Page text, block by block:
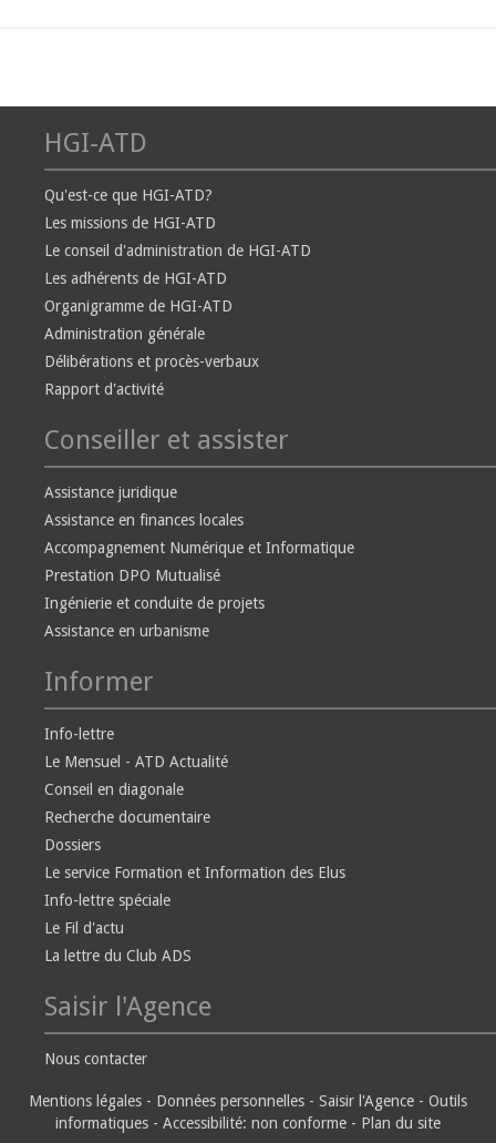
HGI-ATD
Qu'est-ce que HGI-ATD?
Les missions de HGI-ATD
Le conseil d'administration de HGI-ATD
Les adhérents de HGI-ATD
Organigramme de HGI-ATD
Administration générale
Délibérations et procès-verbaux
Rapport d'activité
Conseiller et assister
Assistance juridique
Assistance en finances locales
Accompagnement Numérique et Informatique
Prestation DPO Mutualisé
Ingénierie et conduite de projets
Assistance en urbanisme
Informer
Info-lettre
Le Mensuel - ATD Actualité
Conseil en diagonale
Recherche documentaire
Dossiers
Le service Formation et Information des Elus
Info-lettre spéciale
Le Fil d'actu
La lettre du Club ADS
Saisir l'Agence
Nous contacter
Mentions légales - Données personnelles - Saisir l'Agence - Outils
informatiques - Accessibilité: non conforme - Plan du site